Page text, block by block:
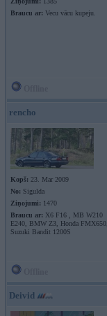
Braucu ar: Vecu vācu kupeju.
rencho
Kopš: 23. Mar 2009
No: Sigulda
Ziņojumi: 1470
Braucu ar: X6 F16 , MB W210
E240, BMW Z3, Honda FMX650,
Suzuki Bandit 1200S
Deivid